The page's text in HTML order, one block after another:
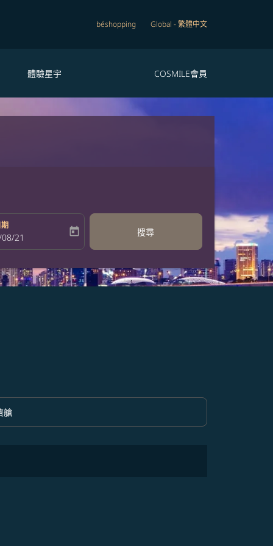
béshopping Global -繁體中文
體驗星宇 COSMILE會員
return-date-aria-label
21 today 搜尋
option 經濟艙 Selected
艙